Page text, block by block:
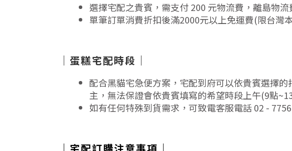
選擇宅配之貴賓，需支付 200 元物流費，離島物流
單筆訂單消費折扣後滿2000元以上免運費(限台灣
｜蛋糕宅配時段｜
配合黑貓宅急便方案，宅配到府可以依貴賓選擇
主，無法保證會依貴賓填寫的希望時段上午(9點
如有任何特殊到貨需求，可致電客服電話 02 - 7756